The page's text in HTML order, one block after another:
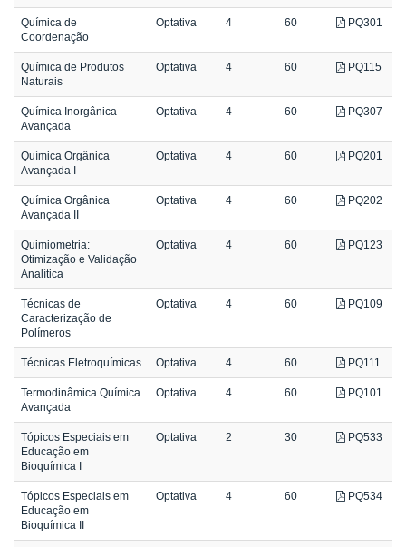
Química de
Coordenação
Optativa 4 60 PQ301
Química de Produtos
Naturais
Optativa 4 60 PQ115
Química Inorgânica
Avançada
Optativa 4 60 PQ307
Química Orgânica
Avançada I
Optativa 4 60 PQ201
Química Orgânica
Avançada II
Optativa 4 60 PQ202
Quimiometria:
Otimização e Validação
Analítica
Optativa 4 60 PQ123
Técnicas de
Caracterização de
Polímeros
Optativa 4 60 PQ109
Técnicas Eletroquímicas Optativa 4 60 PQ111
Termodinâmica Química
Avançada
Optativa 4 60 PQ101
Tópicos Especiais em
Educação em
Bioquímica I
Optativa 2 30 PQ533
Tópicos Especiais em
Educação em
Bioquímica II
Optativa 4 60 PQ534